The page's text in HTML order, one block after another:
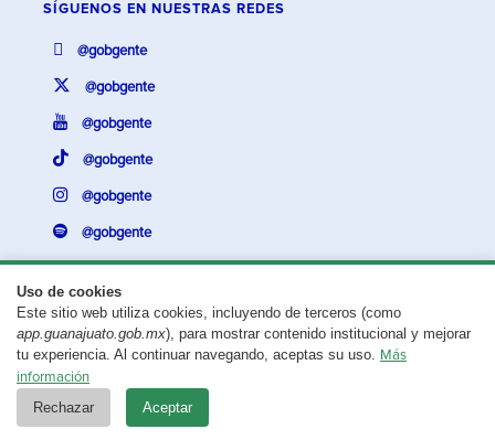
Uso de cookies
Este sitio web utiliza cookies, incluyendo de terceros (como
app.guanajuato.gob.mx), para mostrar contenido institucional y mejorar
tu experiencia. Al continuar navegando, aceptas su uso. Más
información
Rechazar Aceptar
SÍGUENOS EN NUESTRAS REDES
@gobgente
@gobgente
@gobgente
@gobgente
@gobgente
@gobgente
¿Existe algún problema con esta página?Repórtalo aquí.
Aviso legal